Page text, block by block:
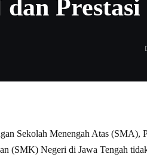
Prestasi
Sekolah Menengah Atas (SMA),
(SMK) Negeri di Jawa Tengah